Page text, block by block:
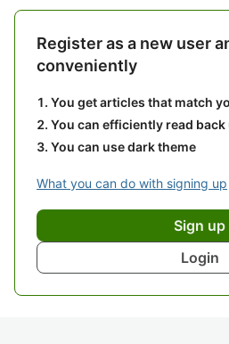
Register as a new user
conveniently
You get articles that match
You can efficiently read
You can use dark theme
What you can do with signing up
Sign up
Login